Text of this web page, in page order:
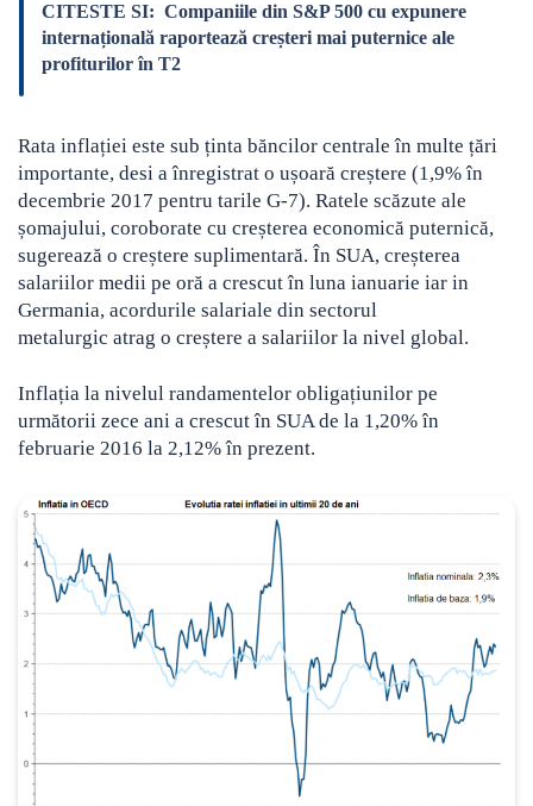
CITESTE SI: Companiile din S&P 500 cu expunere
internațională raportează creșteri mai puternice ale
profiturilor în T2
Rata inflației este sub ținta băncilor centrale în multe țări
importante, desi a înregistrat o ușoară creștere (1,9% în
decembrie 2017 pentru tarile G-7). Ratele scăzute ale
șomajului, coroborate cu creșterea economică puternică,
sugerează o creștere suplimentară. În SUA, creșterea
salariilor medii pe oră a crescut în luna ianuarie iar in
Germania, acordurile salariale din sectorul
metalurgic atrag o creștere a salariilor la nivel global.
Inflația la nivelul randamentelor obligațiunilor pe
următorii zece ani a crescut în SUA de la 1,20% în
februarie 2016 la 2,12% în prezent.